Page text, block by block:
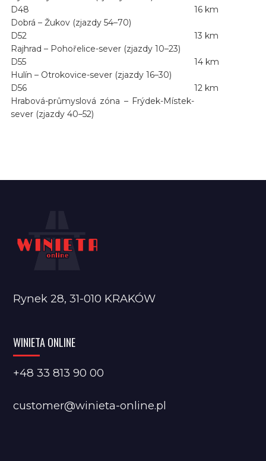
D48
Dobrá – Žukov (zjazdy 54–70)
16 km
D52
Rajhrad – Pohořelice-sever (zjazdy 10–23)
13 km
D55
Hulín – Otrokovice-sever (zjazdy 16–30)
14 km
D56
Hrabová-průmyslová zóna – Frýdek-Místek-
sever (zjazdy 40–52)
12 km
Rynek 28, 31-010 KRAKÓW
WINIETA ONLINE
+48 33 813 90 00
customer@winieta-online.pl